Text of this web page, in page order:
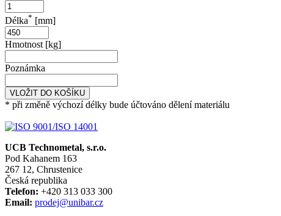
Délka* [mm]
Hmotnost [kg]
Poznámka
VLOŽIT DO KOŠÍKU
* při změně výchozí délky bude účtováno dělení materiálu
UCB Technometal, s.r.o.
Pod Kahanem 163
267 12, Chrustenice
Česká republika
Telefon: +420 313 033 300
Email: prodej@unibar.cz